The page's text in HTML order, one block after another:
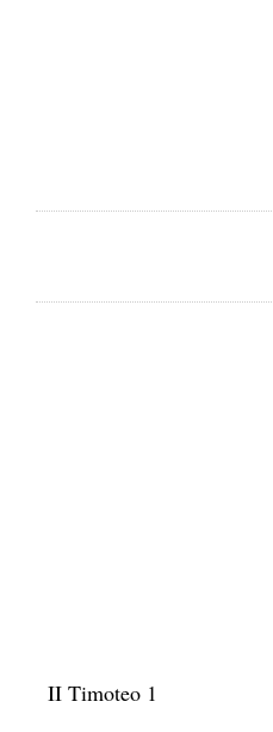
II Timoteo 1